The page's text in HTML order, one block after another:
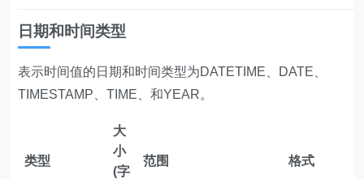
日期和时间类型
表示时间值的日期和时间类型为DATETIME、DATE、
TIMESTAMP、TIME、和YEAR。
类型
大
小
(字
范围 格式